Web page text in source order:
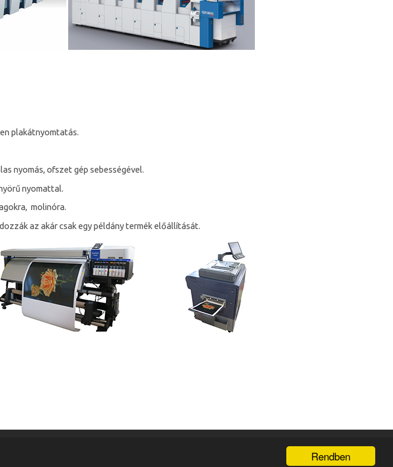
Rendben
plakátnyomtatás.
nyomás, ofszet gép sebességével.
nyomattal.
molinóra.
az akár csak egy példány termék előállítását.